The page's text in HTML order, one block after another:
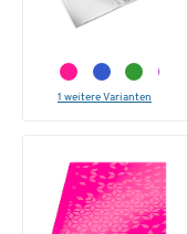
1 weitere Varianten